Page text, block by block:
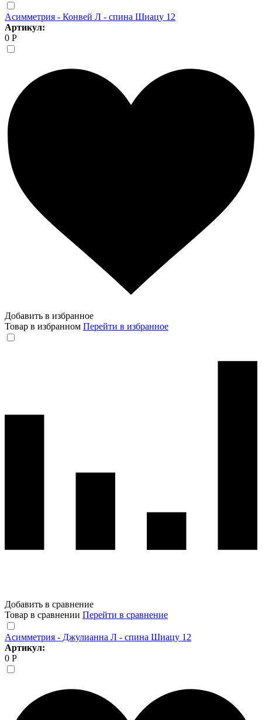
Асимметрия - Конвей Л - спина Шиацу 12
Артикул:
0 Р
Добавить в избранное
Товар в избранном Перейти в избранное
Добавить в сравнение
Товар в сравнении Перейти в сравнение
Асимметрия - Джулианна Л - спина Шиацу 12
Артикул:
0 Р